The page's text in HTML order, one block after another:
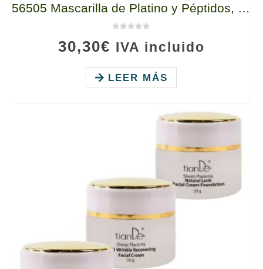
56505 Mascarilla de Platino y Péptidos, tianDe, 60 ml, Peeling, Limpieza y Rejuvenecimiento
30,30€ IVA incluido
LEER MÁS